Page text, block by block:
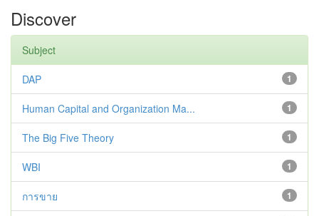
Discover
Subject
1
DAP
1
Human Capital and Organization Ma...
1
The Big Five Theory
1
WBI
1
การขาย